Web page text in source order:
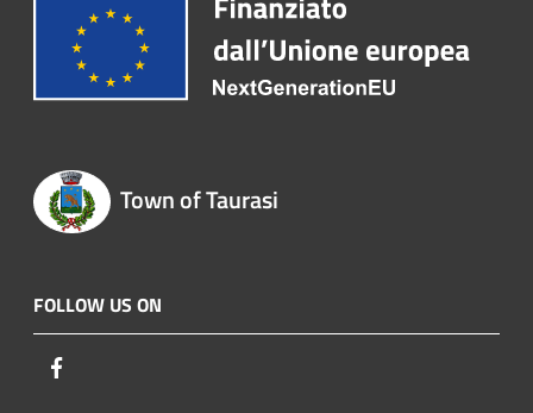
Town of Taurasi
FOLLOW US ON